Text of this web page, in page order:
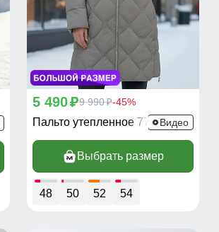
5 490p9 990p-45%
Пальто утепленное 7753KВидео
Выбрать размер
48 50 52 54